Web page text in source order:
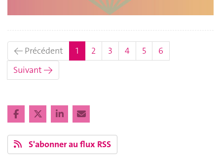
← Précédent 1 (actuel)
2 3 4 5
6
Suivant →
S'abonner au flux RSS